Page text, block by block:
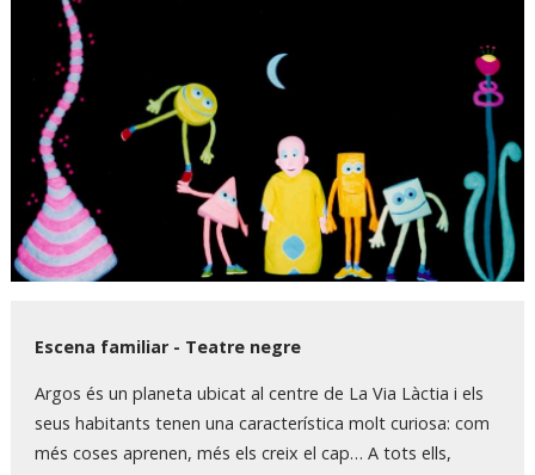
Escena familiar - Teatre negre
Argos és un planeta ubicat al centre de La Via Làctia i els
seus habitants tenen una característica molt curiosa: com
més coses aprenen, més els creix el cap… A tots ells,